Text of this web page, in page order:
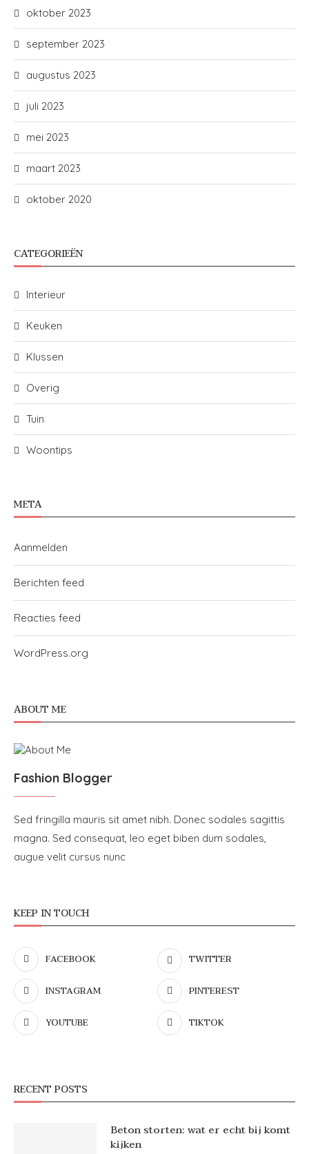
oktober 2023
september 2023
augustus 2023
juli 2023
mei 2023
maart 2023
oktober 2020
CATEGORIEËN
Interieur
Keuken
Klussen
Overig
Tuin
Woontips
META
Aanmelden
Berichten feed
Reacties feed
WordPress.org
ABOUT ME
Fashion Blogger
Sed fringilla mauris sit amet nibh. Donec sodales sagittis
magna. Sed consequat, leo eget biben dum sodales,
augue velit cursus nunc
KEEP IN TOUCH
FACEBOOK TWITTER
INSTAGRAM PINTEREST
YOUTUBE TIKTOK
RECENT POSTS
Beton storten: wat er echt bij komt
kijken